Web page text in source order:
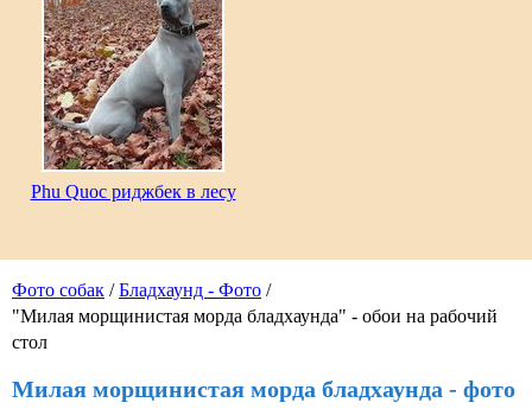
Фото собак /Бладхаунд - Фото /
"Милая морщинистая морда бладхаунда" - обои на рабочий
стол
Милая морщинистая морда бладхаунда - фото
Phu Quoc риджбек в лесу